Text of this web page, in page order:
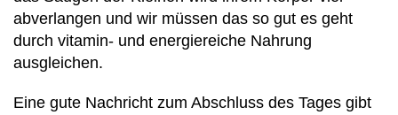
abverlangen und wir müssen das so gut es geht
durch vitamin- und energiereiche Nahrung
ausgleichen.
Eine gute Nachricht zum Abschluss des Tages gibt